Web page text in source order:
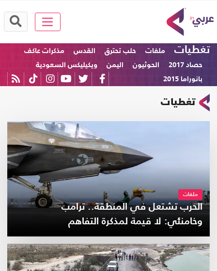
تغطيات ملفات حلب تحترق القدس
مذكرات عاكف
حصاد 2017
الحوثيون اليمن
ويكيليكس السعودية
بانوراما 2015
تغطيات
ملفات
الحرب تشتعل في المنطقة.. ترامب
وخامنئي: لا قيمة لمذكرة التفاهم